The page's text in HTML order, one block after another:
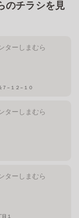
のチラシを見
ターしまむら
７−１２−１０
ターしまむら
ターしまむら
１